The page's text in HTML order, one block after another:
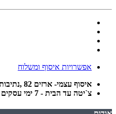
אפשרויות איסוף ומשלוח
איסוף עצמי- ארזים 82 ,נתיבות
צ`יטה עד הבית - 7 ימי עסקים